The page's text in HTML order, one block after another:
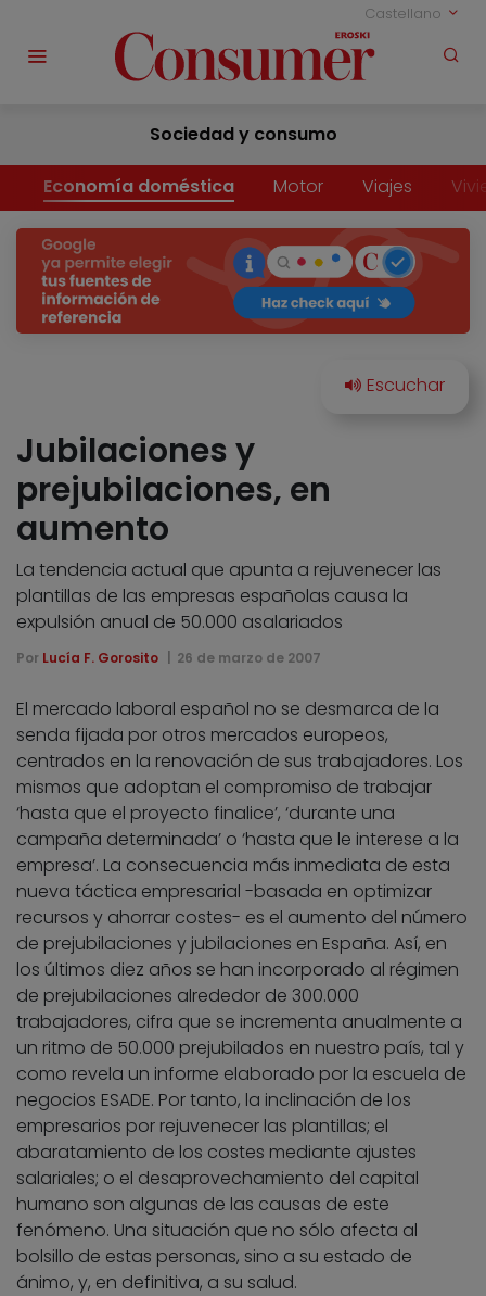
Castellano
Sociedad y consumo
Economía doméstica Motor Viajes
Jubilaciones y
prejubilaciones, en
aumento
La tendencia actual que apunta a rejuvenecer las
plantillas de las empresas españolas causa la
expulsión anual de 50.000 asalariados
Por Lucía F. Gorosito 26 de marzo de 2007
El mercado laboral español no se desmarca de la
senda fijada por otros mercados europeos,
centrados en la renovación de sus trabajadores. Los
mismos que adoptan el compromiso de trabajar
‘hasta que el proyecto finalice’, ‘durante una
campaña determinada’ o ‘hasta que le interese a la
empresa’. La consecuencia más inmediata de esta
nueva táctica empresarial -basada en optimizar
recursos y ahorrar costes- es el aumento del número
de prejubilaciones y jubilaciones en España. Así, en
los últimos diez años se han incorporado al régimen
de prejubilaciones alrededor de 300.000
trabajadores, cifra que se incrementa anualmente a
un ritmo de 50.000 prejubilados en nuestro país, tal y
como revela un informe elaborado por la escuela de
negocios ESADE. Por tanto, la inclinación de los
empresarios por rejuvenecer las plantillas; el
abaratamiento de los costes mediante ajustes
salariales; o el desaprovechamiento del capital
humano son algunas de las causas de este
fenómeno. Una situación que no sólo afecta al
bolsillo de estas personas, sino a su estado de
ánimo, y, en definitiva, a su salud.